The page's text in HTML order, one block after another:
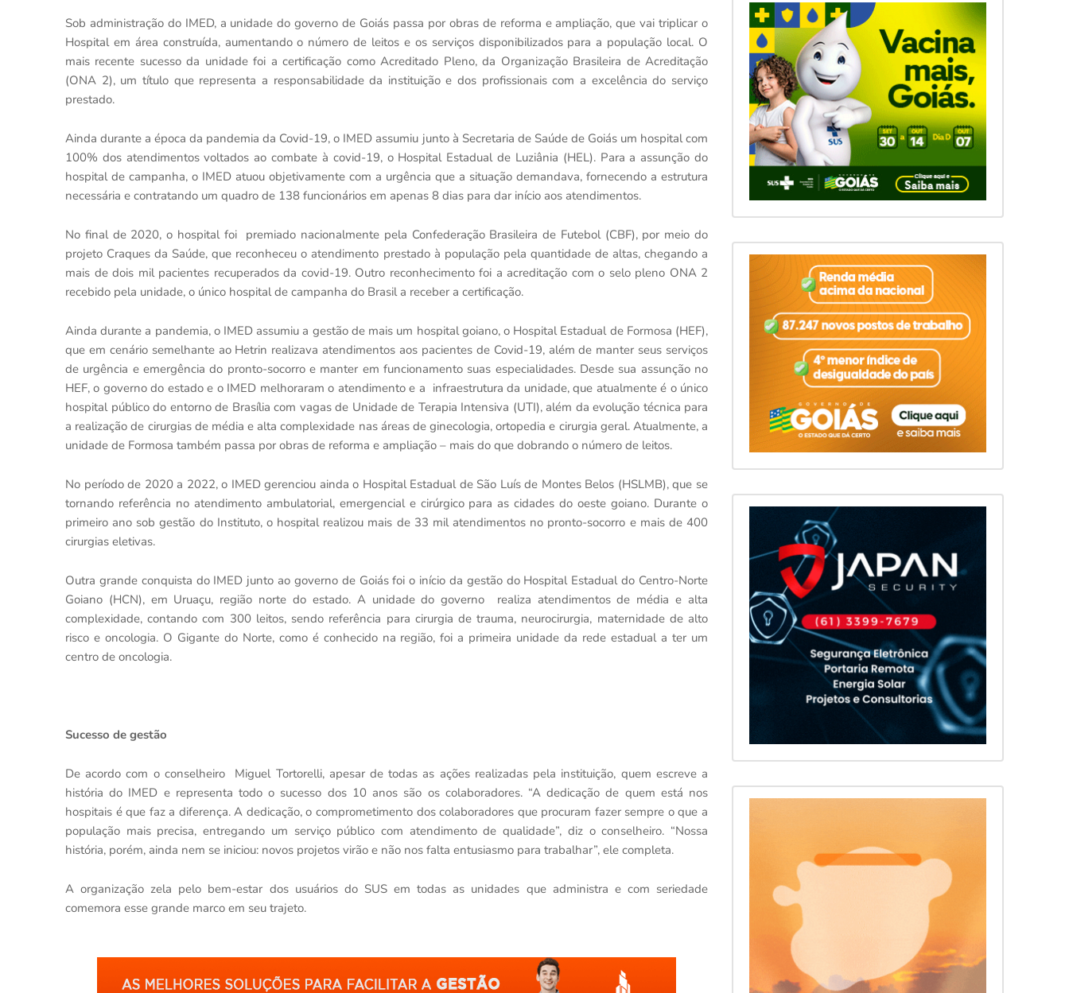
Sob administração do IMED, a unidade do governo de Goiás passa por obras de reforma e ampliação, que vai triplicar o
Hospital em área construída, aumentando o número de leitos e os serviços disponibilizados para a população local. O
mais recente sucesso da unidade foi a certificação como Acreditado Pleno, da Organização Brasileira de Acreditação
(ONA 2), um título que representa a responsabilidade da instituição e dos profissionais com a excelência do serviço
prestado.
Ainda durante a época da pandemia da Covid-19, o IMED assumiu junto à Secretaria de Saúde de Goiás um hospital com
100% dos atendimentos voltados ao combate à covid-19, o Hospital Estadual de Luziânia (HEL). Para a assunção do
hospital de campanha, o IMED atuou objetivamente com a urgência que a situação demandava, fornecendo a estrutura
necessária e contratando um quadro de 138 funcionários em apenas 8 dias para dar início aos atendimentos.
No final de 2020, o hospital foi premiado nacionalmente pela Confederação Brasileira de Futebol (CBF), por meio do
projeto Craques da Saúde, que reconheceu o atendimento prestado à população pela quantidade de altas, chegando a
mais de dois mil pacientes recuperados da covid-19. Outro reconhecimento foi a acreditação com o selo pleno ONA 2
recebido pela unidade, o único hospital de campanha do Brasil a receber a certificação.
Ainda durante a pandemia, o IMED assumiu a gestão de mais um hospital goiano, o Hospital Estadual de Formosa (HEF),
que em cenário semelhante ao Hetrin realizava atendimentos aos pacientes de Covid-19, além de manter seus serviços
de urgência e emergência do pronto-socorro e manter em funcionamento suas especialidades. Desde sua assunção no
HEF, o governo do estado e o IMED melhoraram o atendimento e a infraestrutura da unidade, que atualmente é o único
hospital público do entorno de Brasília com vagas de Unidade de Terapia Intensiva (UTI), além da evolução técnica para
a realização de cirurgias de média e alta complexidade nas áreas de ginecologia, ortopedia e cirurgia geral. Atualmente, a
unidade de Formosa também passa por obras de reforma e ampliação – mais do que dobrando o número de leitos.
No período de 2020 a 2022, o IMED gerenciou ainda o Hospital Estadual de São Luís de Montes Belos (HSLMB), que se
tornando referência no atendimento ambulatorial, emergencial e cirúrgico para as cidades do oeste goiano. Durante o
primeiro ano sob gestão do Instituto, o hospital realizou mais de 33 mil atendimentos no pronto-socorro e mais de 400
cirurgias eletivas.
Outra grande conquista do IMED junto ao governo de Goiás foi o início da gestão do Hospital Estadual do Centro-Norte
Goiano (HCN), em Uruaçu, região norte do estado. A unidade do governo realiza atendimentos de média e alta
complexidade, contando com 300 leitos, sendo referência para cirurgia de trauma, neurocirurgia, maternidade de alto
risco e oncologia. O Gigante do Norte, como é conhecido na região, foi a primeira unidade da rede estadual a ter um
centro de oncologia.
Sucesso de gestão
De acordo com o conselheiro Miguel Tortorelli, apesar de todas as ações realizadas pela instituição, quem escreve a
história do IMED e representa todo o sucesso dos 10 anos são os colaboradores. “A dedicação de quem está nos
hospitais é que faz a diferença. A dedicação, o comprometimento dos colaboradores que procuram fazer sempre o que a
população mais precisa, entregando um serviço público com atendimento de qualidade”, diz o conselheiro. “Nossa
história, porém, ainda nem se iniciou: novos projetos virão e não nos falta entusiasmo para trabalhar”, ele completa.
A organização zela pelo bem-estar dos usuários do SUS em todas as unidades que administra e com seriedade
comemora esse grande marco em seu trajeto.